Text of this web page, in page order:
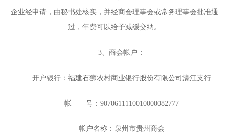
企业经申请，由秘书处核实，并经商会理事会或常务理事会批准通
过，年费可以给予减缓交纳。
3 、商会帐户：
开户银行：福建石狮农村商业银行股份有限公司濠江支行
帐 号： 9070611110010000082777
帐户名称：泉州市贵州商会